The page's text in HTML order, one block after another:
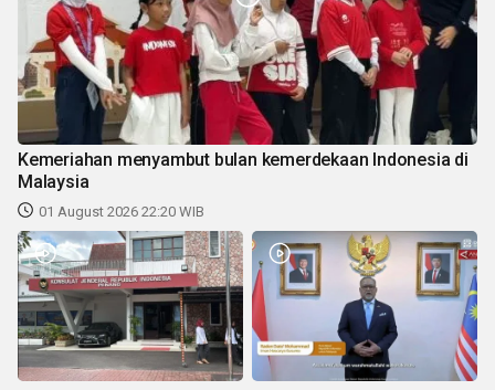
Kemeriahan menyambut bulan kemerdekaan Indonesia di
Malaysia
01 August 2026 22:20 WIB